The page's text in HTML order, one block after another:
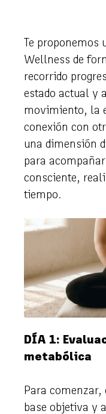
Te
Wellness de
recorrido
estado actual y
movimiento, la
conexión con
una dimensión
para
consciente,
tiempo.
DÍA 1:
metabólica
Para comenzar,
base objetiva y